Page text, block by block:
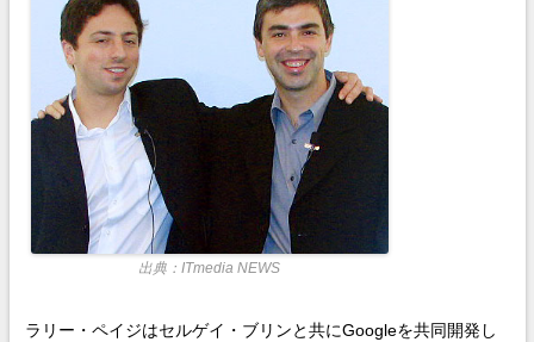
出典：ITmedia NEWS
ラリー・ペイジはセルゲイ・ブリンと共にGoogleを共同開発し